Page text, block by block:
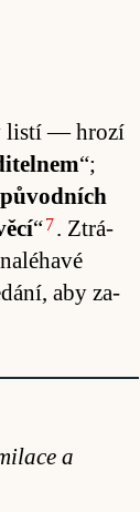
listí — hrozí
“;
“7. Ztrá­
aby za­
a